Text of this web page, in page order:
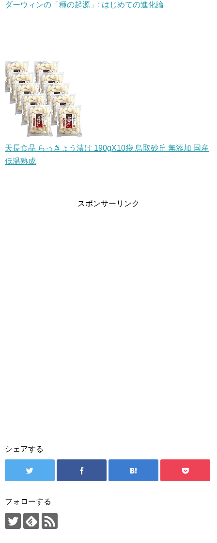
ダーウィンの「種の起源」: はじめての進化論
天長食品 らっきょう漬け 190gX10袋 鳥取砂丘 無添加 国産
低温熟成
スポンサーリンク
シェアする
フォローする